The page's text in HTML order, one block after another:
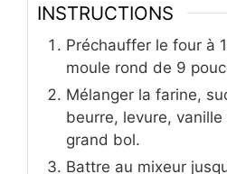
INSTRUCTIONS
Préchauffer le four à
moule rond de 9
Mélanger la farine,
beurre, levure,
grand bol.
Battre au mixeur